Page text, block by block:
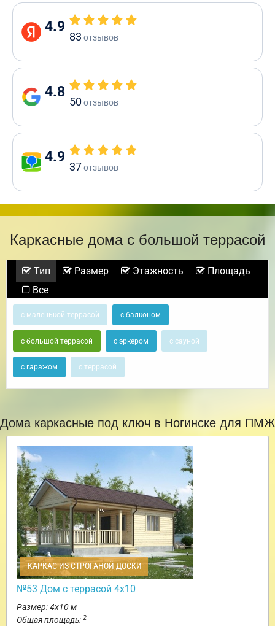
4.9
83 отзывов
4.8
50отзывов
4.9
37отзывов
Каркасные дома с большой террасой
Тип Размер Этажность
Площадь
Все
с маленькой террасой с балконом
с большой террасой с эркером с сауной
с гаражом с террасой
Дома каркасные под ключ в Ногинске для ПМЖ
КАРКАС ИЗ СТРОГАНОЙ ДОСКИ
№53 Дом с террасой 4х10
Размер: 4х10 м
Общая площадь: 2